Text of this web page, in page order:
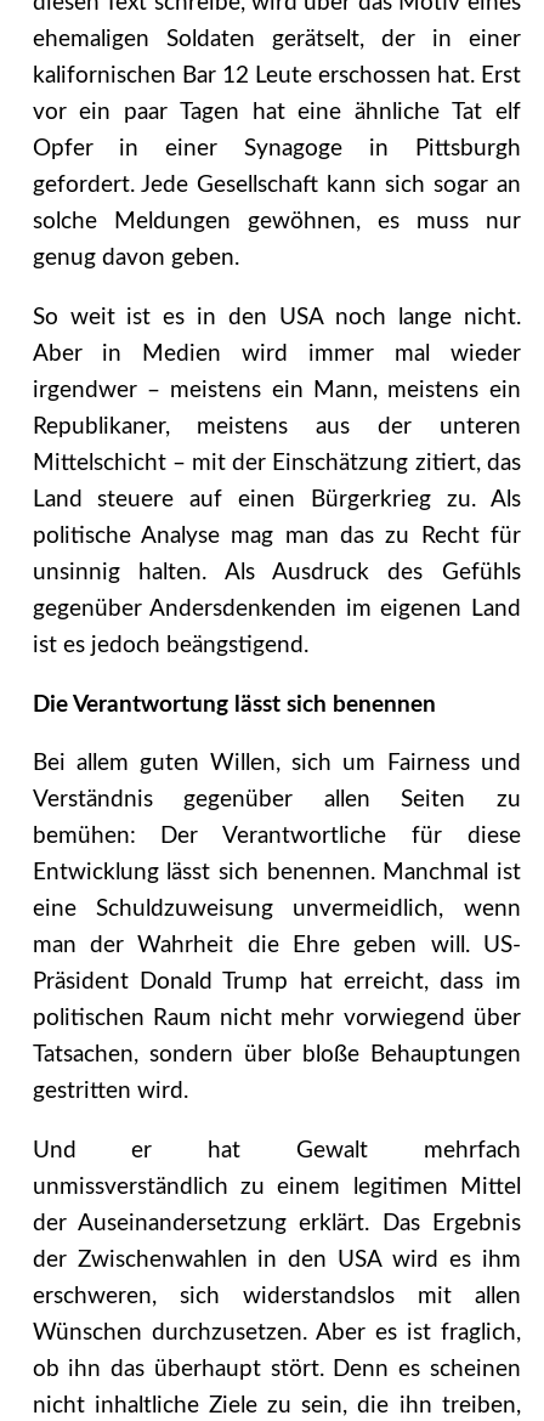
ehemaligen Soldaten gerätselt, der in einer
kalifornischen Bar 12 Leute erschossen hat. Erst
vor ein paar Tagen hat eine ähnliche Tat elf
Opfer in einer Synagoge in Pittsburgh
gefordert. Jede Gesellschaft kann sich sogar an
solche Meldungen gewöhnen, es muss nur
genug davon geben.
So weit ist es in den USA noch lange nicht.
Aber in Medien wird immer mal wieder
irgendwer – meistens ein Mann, meistens ein
Republikaner, meistens aus der unteren
Mittelschicht – mit der Einschätzung zitiert, das
Land steuere auf einen Bürgerkrieg zu. Als
politische Analyse mag man das zu Recht für
unsinnig halten. Als Ausdruck des Gefühls
gegenüber Andersdenkenden im eigenen Land
ist es jedoch beängstigend.
Die Verantwortung lässt sich benennen
Bei allem guten Willen, sich um Fairness und
Verständnis gegenüber allen Seiten zu
bemühen: Der Verantwortliche für diese
Entwicklung lässt sich benennen. Manchmal ist
eine Schuldzuweisung unvermeidlich, wenn
man der Wahrheit die Ehre geben will. US-
Präsident Donald Trump hat erreicht, dass im
politischen Raum nicht mehr vorwiegend über
Tatsachen, sondern über bloße Behauptungen
gestritten wird.
Und er hat Gewalt mehrfach
unmissverständlich zu einem legitimen Mittel
der Auseinandersetzung erklärt. Das Ergebnis
der Zwischenwahlen in den USA wird es ihm
erschweren, sich widerstandslos mit allen
Wünschen durchzusetzen. Aber es ist fraglich,
ob ihn das überhaupt stört. Denn es scheinen
nicht inhaltliche Ziele zu sein, die ihn treiben,